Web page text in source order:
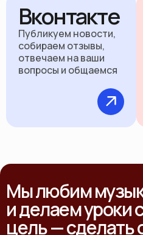
Вконтакте
Публикуем новости,
собираем отзывы,
отвечаем на ваши
вопросы и общаемся
Мы любим
и делаем уроки
цель — сделать